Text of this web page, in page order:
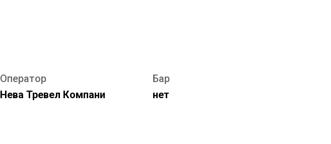
Оператор
Нева Тревел Компани
Бар
нет